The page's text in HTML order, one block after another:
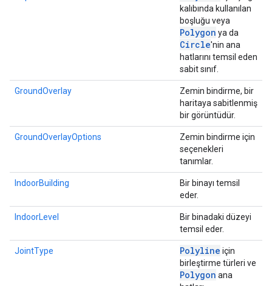
kalıbında kullanılan
boşluğu veya
Polygon ya da
Circle'nin ana
hatlarını temsil eden
sabit sınıf.
GroundOverlay
Zemin bindirme, bir
haritaya sabitlenmiş
bir görüntüdür.
GroundOverlayOptions
Zemin bindirme için
seçenekleri
tanımlar.
IndoorBuilding
Bir binayı temsil
eder.
IndoorLevel
Bir binadaki düzeyi
temsil eder.
JointType Polyline için
birleştirme türleri ve
Polygon ana